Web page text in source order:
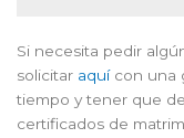
Si necesita pedir
solicitar aquícon una
tiempo y tener que
certificados de